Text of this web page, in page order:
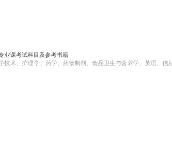
业课考试科目及参考书籍
术、护理学、药学、药物制剂、食品卫生与营养学、英语、信